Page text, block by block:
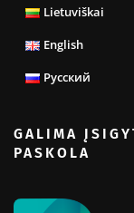
Lietuviškai
English
Русский
GALIMA
PASKOLA